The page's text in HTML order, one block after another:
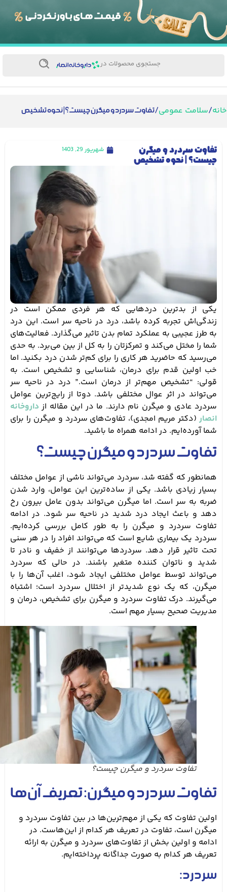
جستجوی محصولات در
/سلامت عمومی/ تفاوت سردرد و میگرن چیست؟ | نحوه تشخیص
تفاوت سردرد و میگرن
چیست؟ | نحوه تشخیص
شهریور 29, 1403
یکی از بدترین دردهایی که هر فردی ممکن است در
زندگی‌اش تجربه کرده باشد، درد در ناحیه سر است. این درد
به طرز عجیبی به عملکرد تمام بدن تاثیر می‌گذارد. فعالیت‌های
شما را مختل می‌کند و تمرکزتان را به کل از بین می‌برد. به حدی
می‌رسید که حاضرید هر کاری را برای کم‌تر شدن درد بکنید. اما
خب اولین قدم برای درمان، شناسایی و تشخیص است. به
قولی: “تشخیص مهم‌تر از درمان است.” درد در ناحیه سر
می‌تواند در اثر عوال مختلفی باشد. دوتا از رایج‌ترین عوامل
سردرد عادی و میگرن نام دارند. ما در این مقاله از داروخانه
انصار(دکتر مریم امجدی)، تفاوت‌های سردرد و میگرن را برای
شما آورده‌ایم. در ادامه همراه ما باشید.
تفاوت سردرد و میگرن چیست؟
همانطور که گفته شد، سردرد می‌تواند ناشی از عوامل مختلف
بسیار زیادی باشد. یکی از ساده‌ترین این عوامل، وارد شدن
ضربه به سر است. اما میگرن می‌تواند بدون عامل بیرون رخ
دهد و باعث ایجاد درد شدید در ناحیه سر شود. در ادامه
تفاوت سردرد و میگرن را به طور کامل بررسی کرده‌ایم.
سردرد یک بیماری شایع است که می‌تواند افراد را در هر سنی
تحت تاثیر قرار دهد. سردردها می‌توانند از خفیف و نادر تا
شدید و ناتوان کننده متغیر باشند. در حالی که سردرد
می‌تواند توسط عوامل مختلفی ایجاد شود، اغلب آن‌ها را با
میگرن، که یک نوع شدیدتر از اختلال سردرد است؛ اشتباه
می‌گیرند. درک تفاوت سردرد و میگرن برای تشخیص، درمان و
مدیریت صحیح بسیار مهم است.
تفاوت سردرد و میگرن چیست؟
تفاوت سردرد و میگرن: تعریف آن‌ها
اولین تفاوت که یکی از مهم‌ترین‌ها در بین تفاوت سردرد و
میگرن است، تفاوت در تعریف هر کدام از این‌هاست. در
ادامه و اولین بخش از تفاوت‌های سردرد و میگرن به ارائه
تعریف هر کدام به صورت جداگانه پرداخته‌ایم.
سردرد: